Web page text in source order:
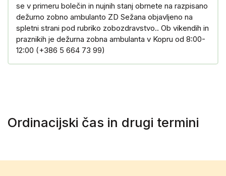
se v primeru bolečin in nujnih stanj obrnete na razpisano
dežurno zobno ambulanto ZD Sežana objavljeno na
spletni strani pod rubriko zobozdravstvo.. Ob vikendih in
praznikih je dežurna zobna ambulanta v Kopru od 8:00-
12:00 (+386 5 664 73 99)
Ordinacijski čas in drugi termini